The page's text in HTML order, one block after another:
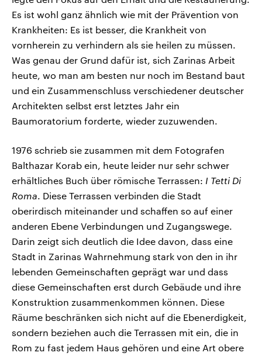
Es ist wohl ganz ähnlich wie mit der Prävention von
Krankheiten: Es ist besser, die Krankheit von
vornherein zu verhindern als sie heilen zu müssen.
Was genau der Grund dafür ist, sich Zarinas Arbeit
heute, wo man am besten nur noch im Bestand baut
und ein Zusammenschluss verschiedener deutscher
Architekten selbst erst letztes Jahr ein
Baumoratorium forderte, wieder zuzuwenden.
1976 schrieb sie zusammen mit dem Fotografen
Balthazar Korab ein, heute leider nur sehr schwer
erhältliches Buch über römische Terrassen: I Tetti Di
Roma. Diese Terrassen verbinden die Stadt
oberirdisch miteinander und schaffen so auf einer
anderen Ebene Verbindungen und Zugangswege.
Darin zeigt sich deutlich die Idee davon, dass eine
Stadt in Zarinas Wahrnehmung stark von den in ihr
lebenden Gemeinschaften geprägt war und dass
diese Gemeinschaften erst durch Gebäude und ihre
Konstruktion zusammenkommen können. Diese
Räume beschränken sich nicht auf die Ebenerdigkeit,
sondern beziehen auch die Terrassen mit ein, die in
Rom zu fast jedem Haus gehören und eine Art obere